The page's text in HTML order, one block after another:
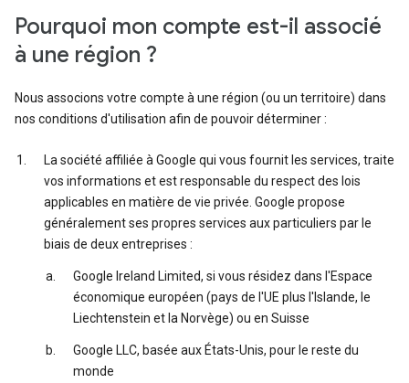
Pourquoi mon compte est-il associé
à une région ?
Nous associons votre compte à une région (ou un territoire) dans
nos conditions d'utilisation afin de pouvoir déterminer :
La société affiliée à Google qui vous fournit les services, traite
vos informations et est responsable du respect des lois
applicables en matière de vie privée. Google propose
généralement ses propres services aux particuliers par le
biais de deux entreprises :
Google Ireland Limited, si vous résidez dans l'Espace
économique européen (pays de l'UE plus l'Islande, le
Liechtenstein et la Norvège) ou en Suisse
Google LLC, basée aux États-Unis, pour le reste du
monde